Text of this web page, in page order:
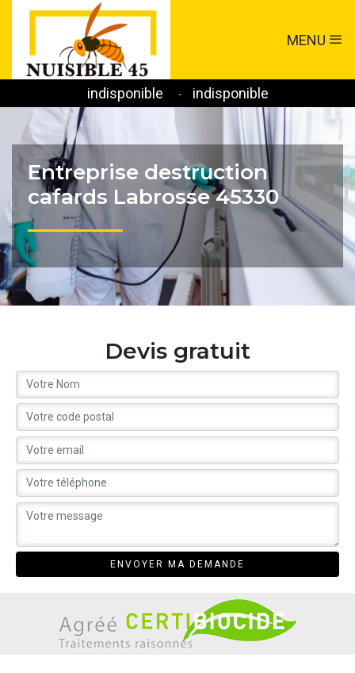
MENU
indisponible - indisponible
Entreprise destruction
cafards Labrosse 45330
Devis gratuit